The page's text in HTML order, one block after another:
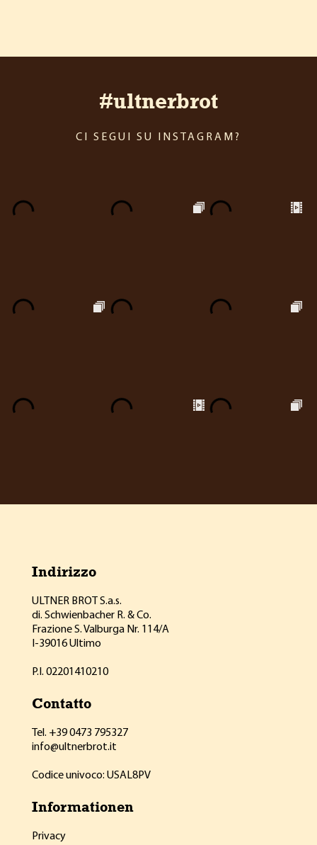
#ultnerbrot
CI SEGUI SU INSTAGRAM?
Indirizzo
ULTNER BROT S.a.s.
di. Schwienbacher R. & Co.
Frazione S. Valburga Nr. 114/A
I-39016 Ultimo
P.I. 02201410210
Contatto
Tel. +39 0473 795327
info@ultnerbrot.it
Codice univoco: USAL8PV
Informationen
Privacy